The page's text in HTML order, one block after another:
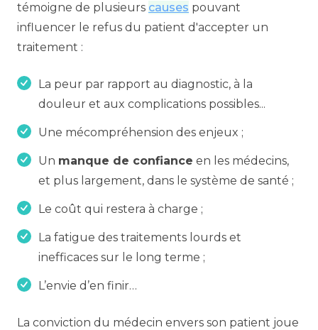
témoigne de plusieurs causes pouvant
influencer le refus du patient d'accepter un
traitement :
La peur par rapport au diagnostic, à la
douleur et aux complications possibles...
Une mécompréhension des enjeux ;
Un manque de confiance en les médecins,
et plus largement, dans le système de santé ;
Le coût qui restera à charge ;
La fatigue des traitements lourds et
inefficaces sur le long terme ;
L’envie d’en finir…
La conviction du médecin envers son patient joue